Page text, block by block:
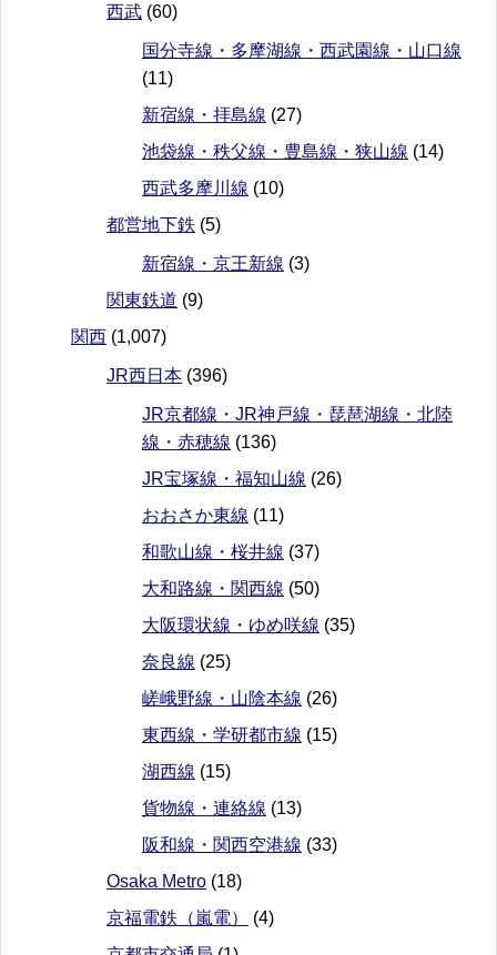
西武 (60)
国分寺線・多摩湖線・西武園線・山口線
(11)
新宿線・拝島線 (27)
池袋線・秩父線・豊島線・狭山線 (14)
西武多摩川線 (10)
都営地下鉄 (5)
新宿線・京王新線 (3)
関東鉄道 (9)
関西 (1,007)
JR西日本 (396)
JR京都線・JR神戸線・琵琶湖線・北陸
線・赤穂線 (136)
JR宝塚線・福知山線 (26)
おおさか東線 (11)
和歌山線・桜井線 (37)
大和路線・関西線 (50)
大阪環状線・ゆめ咲線 (35)
奈良線 (25)
嵯峨野線・山陰本線 (26)
東西線・学研都市線 (15)
湖西線 (15)
貨物線・連絡線 (13)
阪和線・関西空港線 (33)
Osaka Metro (18)
京福電鉄（嵐電）
(4)